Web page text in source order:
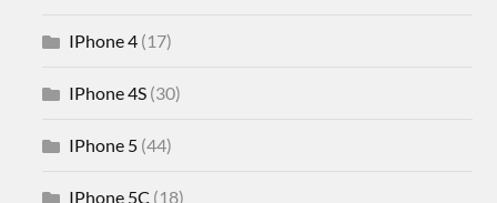
IPhone 4 (17)
IPhone 4S (30)
IPhone 5 (44)
IPhone 5C (18)